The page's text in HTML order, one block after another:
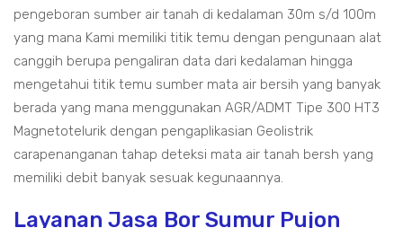
pengeboran sumber air tanah di kedalaman 30m s/d 100m
yang mana Kami memiliki titik temu dengan pengunaan alat
canggih berupa pengaliran data dari kedalaman hingga
mengetahui titik temu sumber mata air bersih yang banyak
berada yang mana menggunakan AGR/ADMT Tipe 300 HT3
Magnetotelurik dengan pengaplikasian Geolistrik
carapenanganan tahap deteksi mata air tanah bersh yang
memiliki debit banyak sesuak kegunaannya.
Layanan Jasa Bor Sumur Pujon